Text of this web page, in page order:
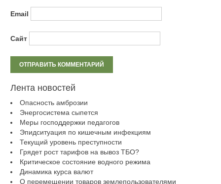
Email
Сайт
Лента новостей
Опасность амброзии
Энергосистема сыпется
Меры господдержки педагогов
Эпидситуация по кишечным инфекциям
Текущий уровень преступности
Грядет рост тарифов на вывоз ТБО?
Критическое состояние водного режима
Динамика курса валют
О перемещении товаров землепользователями